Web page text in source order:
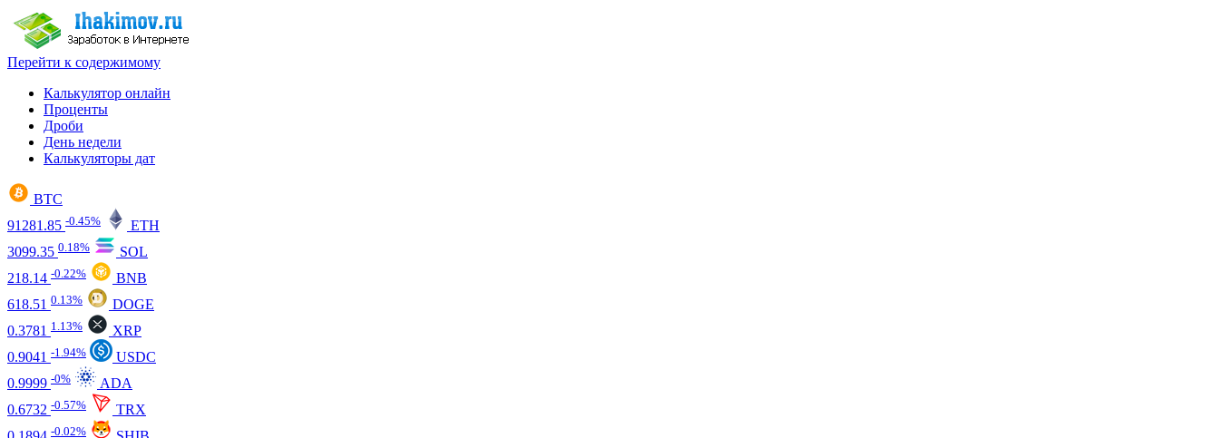
Перейти к содержимому
Калькулятор онлайн
Проценты
Дроби
День недели
Калькуляторы дат
BTC
91281.85 -0.45%
ETH
3099.35 0.18%
SOL
218.14 -0.22%
BNB
618.51 0.13%
DOGE
0.3781 1.13%
XRP
0.9041 -1.94%
USDC
0.9999 -0%
ADA
0.6732 -0.57%
TRX
-0.02%